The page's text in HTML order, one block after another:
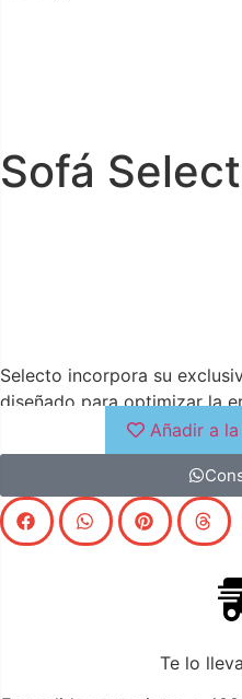
Sofá
Selecto incorpora su
diseñado para optimizar la
calidad del descanso
Esta función permite
elevando los pies por
una sensación profunda de
sobre la columna vertebral.
completamente
incluyen fundas protectoras
eléctricos). El resultado es
Añadir a
Te lo